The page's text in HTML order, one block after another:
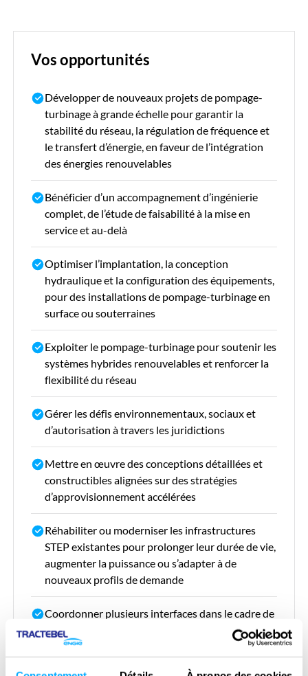
Vos opportunités
Développer de nouveaux projets de pompage-
turbinage à grande échelle pour garantir la
stabilité du réseau, la régulation de fréquence et
le transfert d’énergie, en faveur de l’intégration
des énergies renouvelables
Bénéficier d’un accompagnement d’ingénierie
complet, de l’étude de faisabilité à la mise en
service et au-delà
Optimiser l’implantation, la conception
hydraulique et la configuration des équipements,
pour des installations de pompage-turbinage en
surface ou souterraines
Exploiter le pompage-turbinage pour soutenir les
systèmes hybrides renouvelables et renforcer la
flexibilité du réseau
Gérer les défis environnementaux, sociaux et
d’autorisation à travers les juridictions
Mettre en œuvre des conceptions détaillées et
constructibles alignées sur des stratégies
d’approvisionnement accélérées
Réhabiliter ou moderniser les infrastructures
STEP existantes pour prolonger leur durée de vie,
augmenter la puissance ou s’adapter à de
nouveaux profils de demande
Coordonner plusieurs interfaces dans le cadre de
projets STEP de grande envergure, multi-
contrats ou transfrontaliers